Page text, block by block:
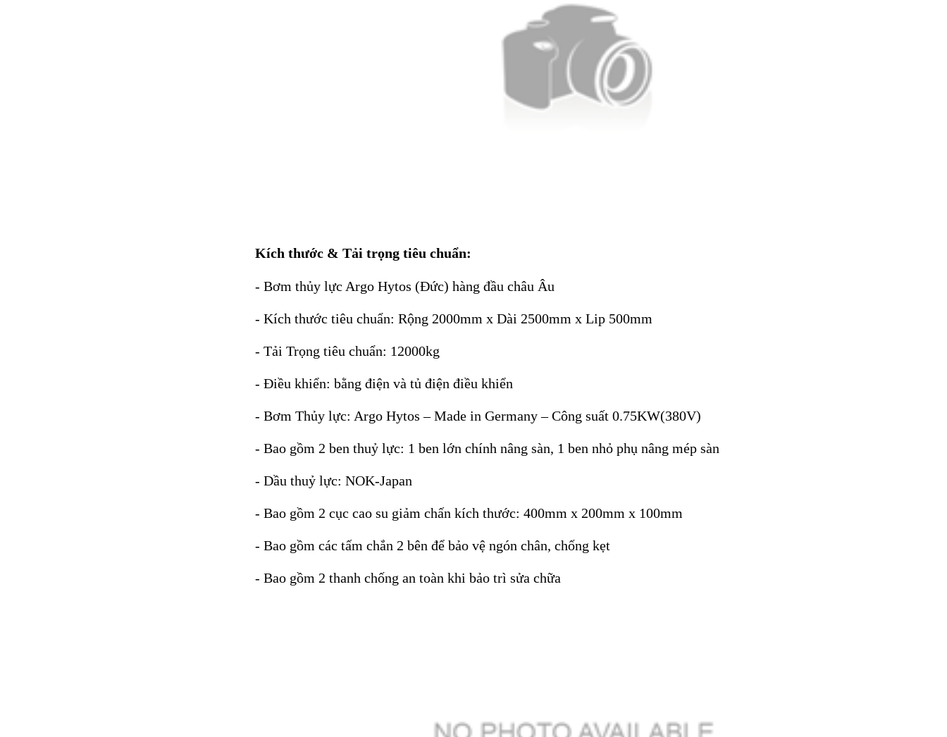
Kích thước & Tải trọng tiêu chuẩn:
- Bơm thủy lực Argo Hytos (Đức) hàng đầu châu Âu
- Kích thước tiêu chuẩn: Rộng 2000mm x Dài 2500mm x Lip 500mm
- Tải Trọng tiêu chuẩn: 12000kg
- Điều khiển: bằng điện và tủ điện điều khiển
- Bơm Thủy lực: Argo Hytos – Made in Germany – Công suất 0.75KW(380V)
- Bao gồm 2 ben thuỷ lực: 1 ben lớn chính nâng sàn, 1 ben nhỏ phụ nâng mép sàn
- Dầu thuỷ lực: NOK-Japan
- Bao gồm 2 cục cao su giảm chấn kích thước: 400mm x 200mm x 100mm
- Bao gồm các tấm chắn 2 bên để bảo vệ ngón chân, chống kẹt
- Bao gồm 2 thanh chống an toàn khi bảo trì sửa chữa